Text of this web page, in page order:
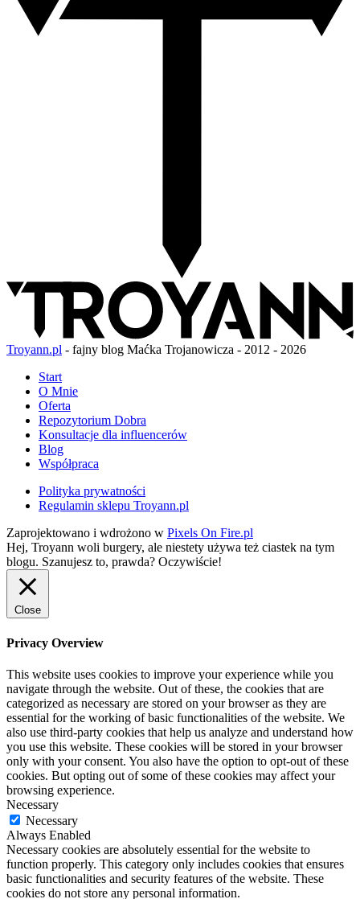
Troyann.pl - fajny blog Maćka Trojanowicza - 2012 - 2026
Start
O Mnie
Oferta
Repozytorium Dobra
Konsultacje dla influencerów
Blog
Współpraca
Polityka prywatności
Regulamin sklepu Troyann.pl
Zaprojektowano i wdrożono w Pixels On Fire.pl
Hej, Troyann woli burgery, ale niestety używa też ciastek na tym
blogu. Szanujesz to, prawda? Oczywiście!
Close
Privacy Overview
This website uses cookies to improve your experience while you
navigate through the website. Out of these, the cookies that are
categorized as necessary are stored on your browser as they are
essential for the working of basic functionalities of the website. We
also use third-party cookies that help us analyze and understand how
you use this website. These cookies will be stored in your browser
only with your consent. You also have the option to opt-out of these
cookies. But opting out of some of these cookies may affect your
browsing experience.
Necessary
Necessary
Always Enabled
Necessary cookies are absolutely essential for the website to
function properly. This category only includes cookies that ensures
basic functionalities and security features of the website. These
cookies do not store any personal information.